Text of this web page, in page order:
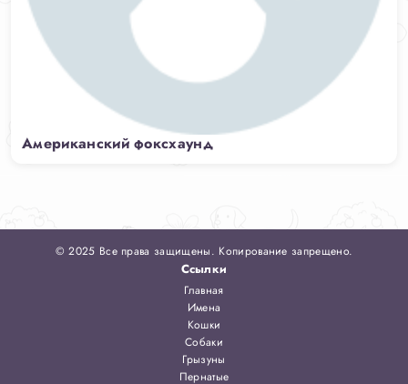
Американский фоксхаунд
© 2025 Все права защищены. Копирование запрещено.
Ссылки
Главная
Имена
Кошки
Собаки
Грызуны
Пернатые